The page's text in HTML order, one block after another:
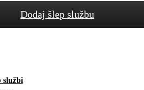
Dodaj šlep službu
službi